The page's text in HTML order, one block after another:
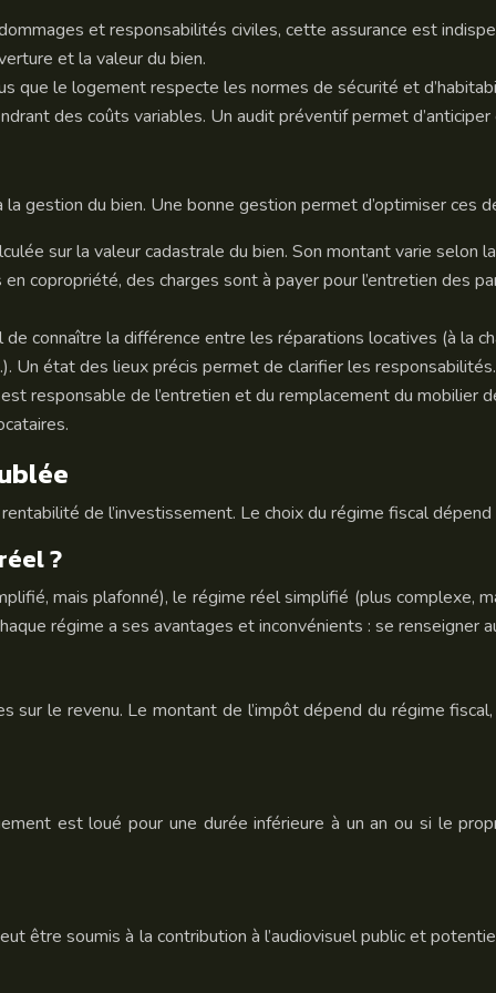
et responsabilités civiles, cette assurance est
et la valeur du bien.
que le logement respecte les normes de sécurité et
des coûts variables. Un audit préventif permet
gestion du bien. Une bonne gestion permet d’optimiser ces
sur la valeur cadastrale du bien. Son montant varie selon
copropriété, des charges sont à payer pour l’entretien des
de connaître la différence entre les réparations locatives (à la
Un état des lieux précis permet de clarifier les responsabilités.
responsable de l’entretien et du remplacement du mobilier
de l’investissement. Le choix du régime fiscal
?
mais plafonné), le régime réel simplifié (plus complexe,
régime a ses avantages et inconvénients : se renseigner
le revenu. Le montant de l’impôt dépend du régime
est loué pour une durée inférieure à un an ou si le
être soumis à la contribution à l’audiovisuel public et